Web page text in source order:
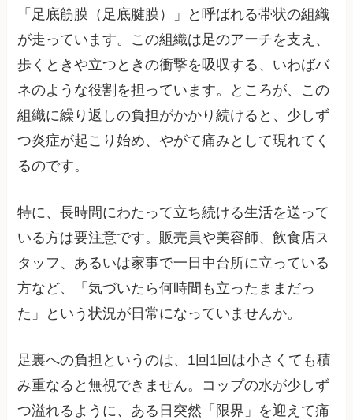
「足底筋膜（足底腱膜）」と呼ばれる帯状の組織
が走っています。この組織は足のアーチを支え、
歩くときや立つときの衝撃を吸収する、いわばバ
ネのような役割を担っています。ところが、この
組織に繰り返しの負担がかかり続けると、少しず
つ炎症が起こり始め、やがて痛みとして現れてく
るのです。
特に、長時間にわたって立ち続ける生活を送って
いる方は要注意です。販売員や美容師、飲食店ス
タッフ、あるいは家事で一日中台所に立っている
方など、「気づいたら何時間も立ったままだっ
た」という状況が日常になっていませんか。
足裏への負担というのは、1回1回は小さくても積
み重なると無視できません。コップの水が少しず
つ溢れるように、ある日突然「限界」を迎えて痛